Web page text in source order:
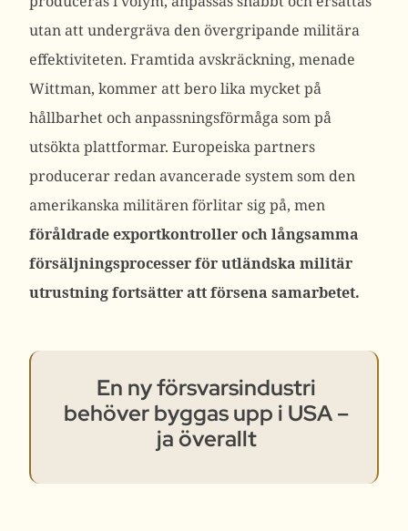
utan att undergräva den övergripande militära
effektiviteten. Framtida avskräckning, menade
Wittman, kommer att bero lika mycket på
hållbarhet och anpassningsförmåga som på
utsökta plattformar. Europeiska partners
producerar redan avancerade system som den
amerikanska militären förlitar sig på, men
föråldrade exportkontroller och långsamma
försäljningsprocesser för utländska militär
utrustning fortsätter att försena samarbetet.
En ny försvarsindustri
behöver byggas upp i USA –
ja överallt